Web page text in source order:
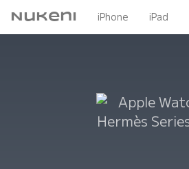
Nukeni iPhone iPad